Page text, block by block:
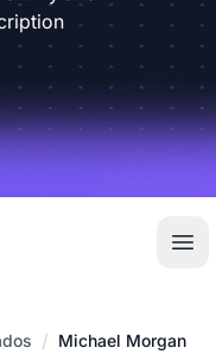
/ Michael Morgan